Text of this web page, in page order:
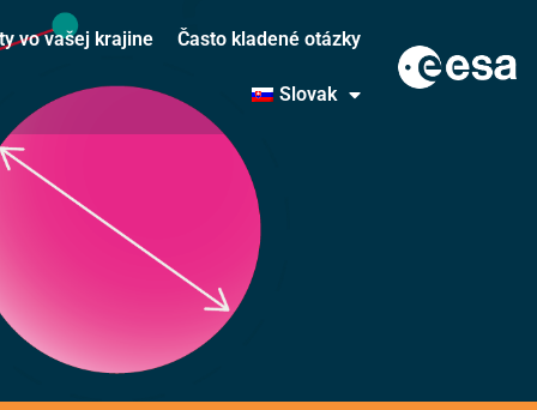
vo vašej krajine Často kladené otázky
Slovak